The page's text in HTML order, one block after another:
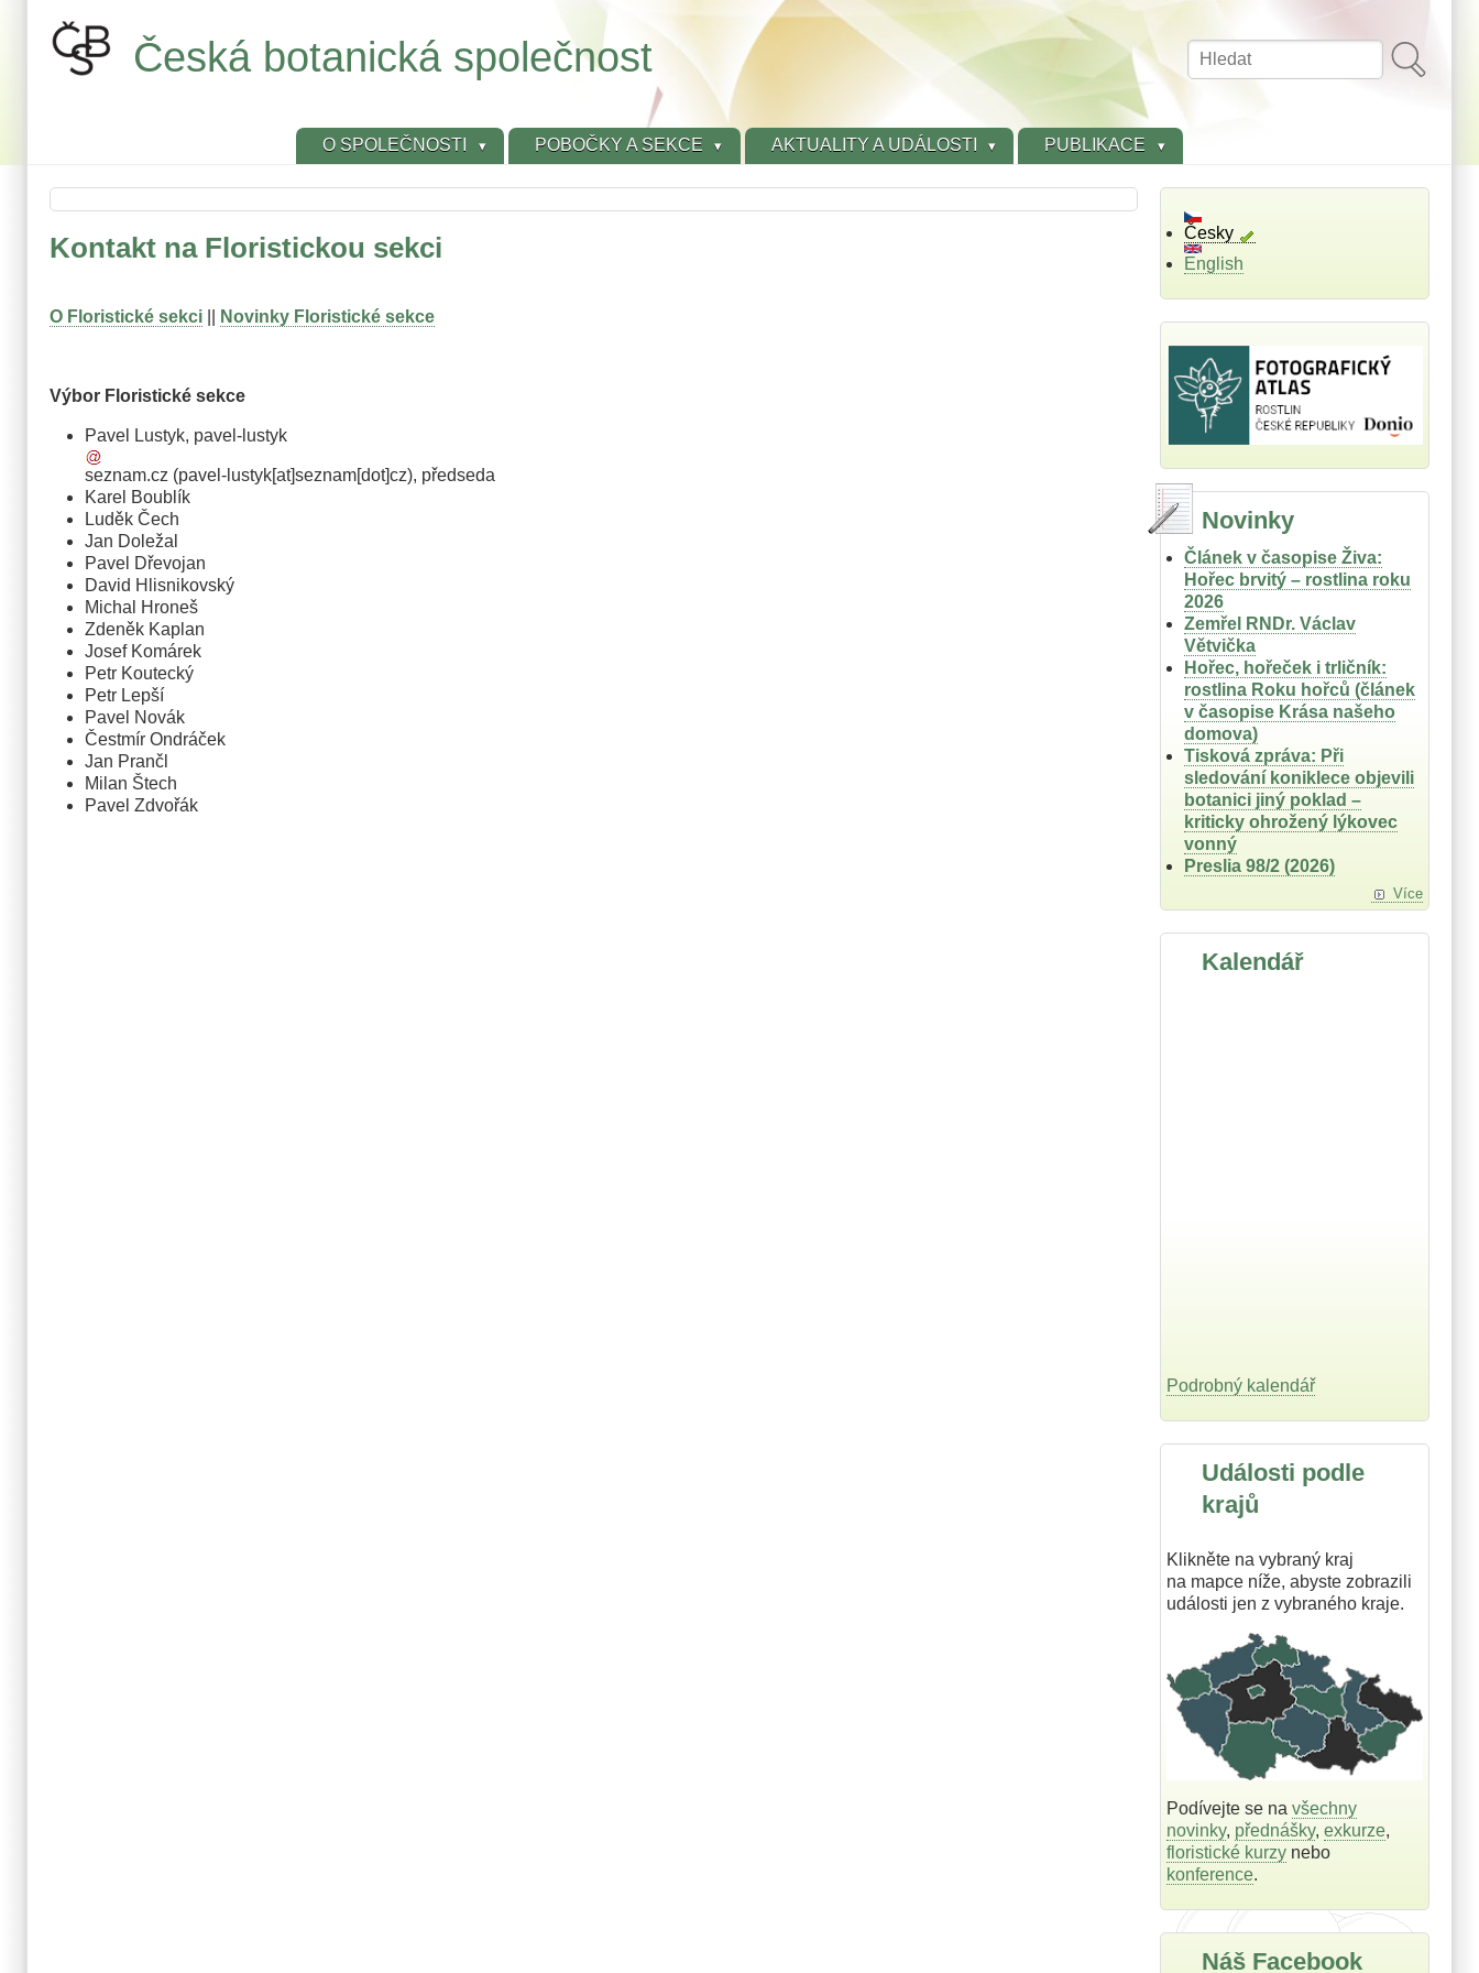
hlavnímu
Hledat
Česká botanická společnost
O SPOLEČNOSTI POBOČKY A SEKCE AKTUALITY A UDÁLOSTI PUBLIKACE
Kontakt na Floristickou sekci
O Floristické sekci Novinky Floristické sekce
Výbor Floristické sekce
Pavel Lustyk, pavel-lustyk
seznam.cz (pavel-lustyk[at]seznam[dot]cz), předseda
Karel Boublík
Luděk Čech
Jan Doležal
Pavel Dřevojan
David Hlisnikovský
Michal Hroneš
Zdeněk Kaplan
Josef Komárek
Petr Koutecký
Petr Lepší
Pavel Novák
Čestmír Ondráček
Jan Prančl
Milan Štech
Pavel Zdvořák
Česky
English
Novinky
Článek v časopise Živa:
Hořec brvitý – rostlina roku
2026
Zemřel RNDr. Václav
Větvička
Hořec, hořeček i trličník:
rostlina Roku hořců (článek
v časopise Krása našeho
domova)
Tisková zpráva: Při
sledování koniklece objevili
botanici jiný poklad –
kriticky ohrožený lýkovec
vonný
Preslia 98/2 (2026)
Více
Kalendář
Podrobný kalendář
Události podle
krajů
Klikněte na vybraný kraj
na mapce níže, abyste zobrazili
události jen z vybraného kraje.
Podívejte se na všechny
novinky, přednášky, exkurze,
floristické kurzynebo
konference.
Náš Facebook